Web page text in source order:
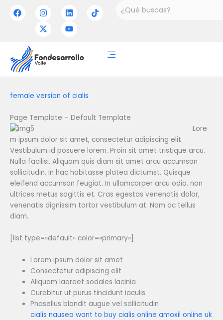
F
a
o
k
I
n
s
t
r
a
L
i
n
k
i
n
T
i
X
-
t
w
t
e
Y
o
u
t
e
Buscar
female version of cialis
Page Template – Default Template
Lore
m ipsum dolor sit amet, consectetur adipiscing elit.
Vestibulum id posuere lorem. Proin sit amet tristique arcu.
Nulla facilisi. Aliquam quis diam sit amet arcu accumsan
sollicitudin. In hac habitasse platea dictumst. Quisque
eleifend accumsan feugiat. In ullamcorper arcu odio, non
ultrices metus sagittis et. Cras egestas venenatis dolor,
venenatis dignissim tortor vestibulum at. Nam ac tellus
diam.
[list type=»default» color=»primary»]
Lorem ipsum dolor sit amet
Consectetur adipiscing elit
Aliquam laoreet sodales lacinia
Curabitur ut purus tincidunt iaculis
Phasellus blandit augue vel sollicitudin
cialis nauseawant to buy cialis onlineamoxil online uk